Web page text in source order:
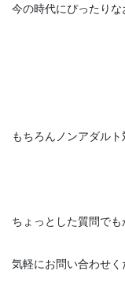
今の時代にぴったり
もちろんノンアダル
ちょっとした質問でも
気軽にお問い合わせく